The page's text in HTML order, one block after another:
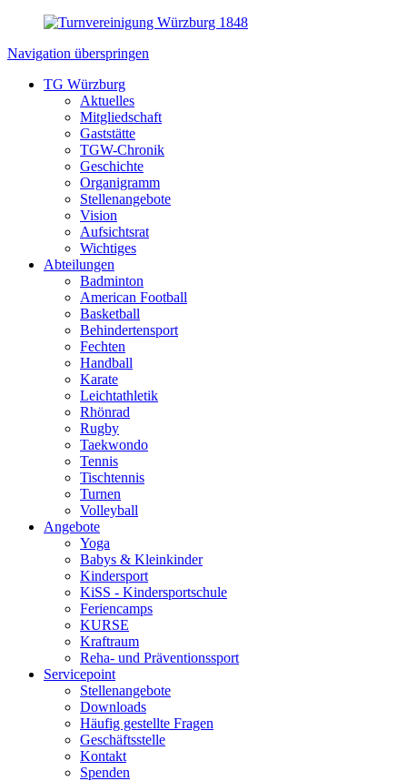
Navigation überspringen
TG Würzburg
Aktuelles
Mitgliedschaft
Gaststätte
TGW-Chronik
Geschichte
Organigramm
Stellenangebote
Vision
Aufsichtsrat
Wichtiges
Abteilungen
Badminton
American Football
Basketball
Behindertensport
Fechten
Handball
Karate
Leichtathletik
Rhönrad
Rugby
Taekwondo
Tennis
Tischtennis
Turnen
Volleyball
Angebote
Yoga
Babys & Kleinkinder
Kindersport
KiSS - Kindersportschule
Feriencamps
KURSE
Kraftraum
Reha- und Präventionssport
Servicepoint
Stellenangebote
Downloads
Häufig gestellte Fragen
Geschäftsstelle
Kontakt
Spenden